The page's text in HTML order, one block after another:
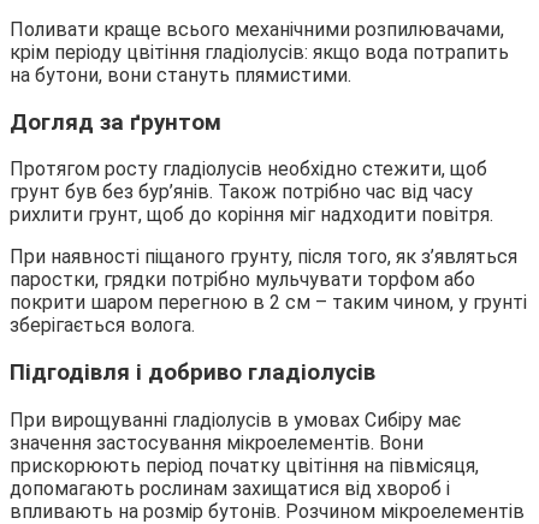
Поливати краще всього механічними розпилювачами,
крім періоду цвітіння гладіолусів: якщо вода потрапить
на бутони, вони стануть плямистими.
Догляд за ґрунтом
Протягом росту гладіолусів необхідно стежити, щоб
грунт був без бур’янів. Також потрібно час від часу
рихлити грунт, щоб до коріння міг надходити повітря.
При наявності піщаного грунту, після того, як з’являться
паростки, грядки потрібно мульчувати торфом або
покрити шаром перегною в 2 см – таким чином, у грунті
зберігається волога.
Підгодівля і добриво гладіолусів
При вирощуванні гладіолусів в умовах Сибіру має
значення застосування мікроелементів. Вони
прискорюють період початку цвітіння на півмісяця,
допомагають рослинам захищатися від хвороб і
впливають на розмір бутонів. Розчином мікроелементів